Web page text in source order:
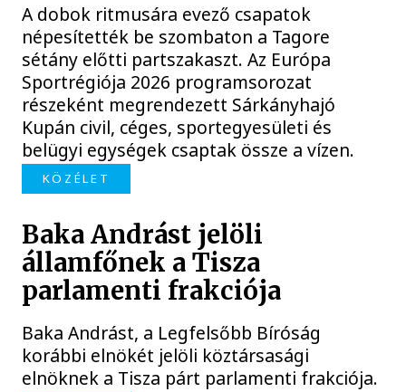
A dobok ritmusára evező csapatok
népesítették be szombaton a Tagore
sétány előtti partszakaszt. Az Európa
Sportrégiója 2026 programsorozat
részeként megrendezett Sárkányhajó
Kupán civil, céges, sportegyesületi és
belügyi egységek csaptak össze a vízen.
KÖZÉLET
Baka Andrást jelöli
államfőnek a Tisza
parlamenti frakciója
Baka Andrást, a Legfelsőbb Bíróság
korábbi elnökét jelöli köztársasági
elnöknek a Tisza párt parlamenti frakciója.